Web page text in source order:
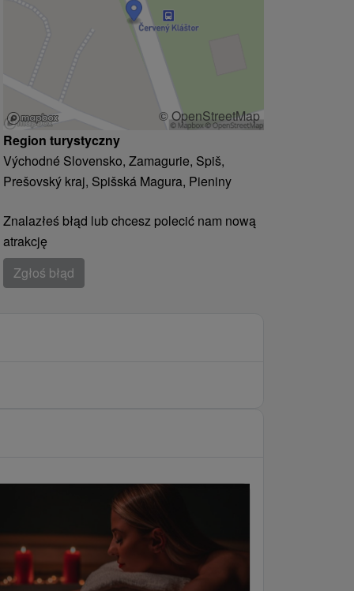
© OpenStreetMap
Region turystyczny
Východné Slovensko, Zamagurie, Spiš,
Prešovský kraj, Spišská Magura, Pieniny
Znalazłeś błąd lub chcesz polecić nam nową
atrakcję
Zgłoś błąd